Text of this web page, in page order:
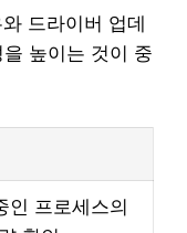
드라이버 업데
높이는 것이 중
인 프로세스의